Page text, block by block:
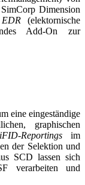
Dimension
EDR(elektornische
Add-On zur
eine eingeständige
graphischen
Reportings im
der Selektion und
SCD lassen sich
verarbeiten und